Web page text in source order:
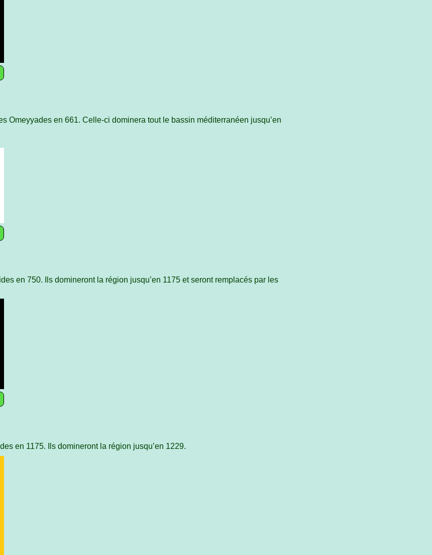
Omeyyades en 661. Celle-ci dominera tout le bassin méditerranéen jusqu’en
en 750. Ils domineront la région jusqu’en 1175 et seront remplacés par les
en 1175. Ils domineront la région jusqu’en 1229.